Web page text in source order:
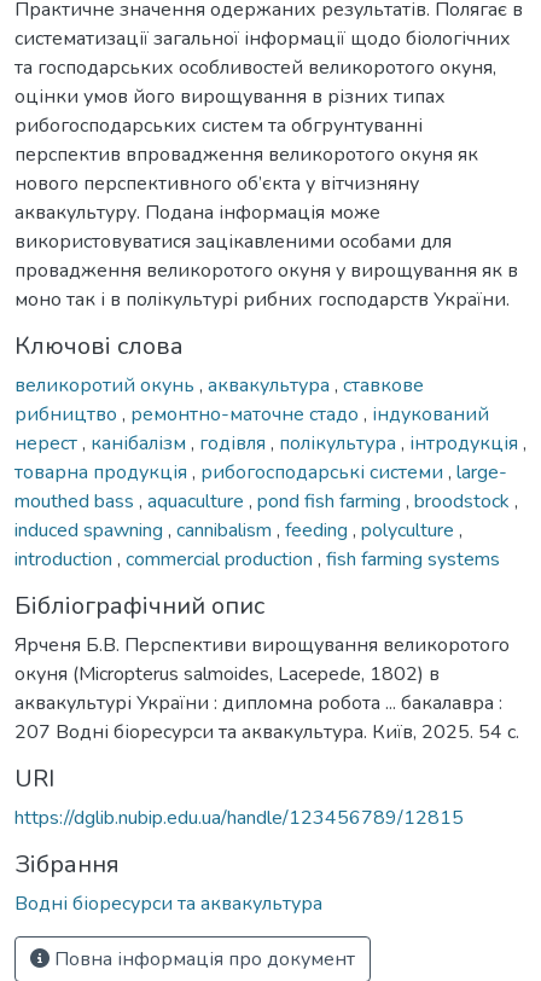
Практичне значення одержаних результатів. Полягає в
систематизації загальної інформації щодо біологічних
та господарських особливостей великоротого окуня,
оцінки умов його вирощування в різних типах
рибогосподарських систем та обгрунтуванні
перспектив впровадження великоротого окуня як
нового перспективного об’єкта у вітчизняну
аквакультуру. Подана інформація може
використовуватися зацікавленими особами для
провадження великоротого окуня у вирощування як в
моно так і в полікультурі рибних господарств України.
Ключові слова
великоротий окунь , аквакультура , ставкове
рибництво , ремонтно-маточне стадо , індукований
нерест, канібалізм , годівля , полікультура , інтродукція ,
товарна продукція , рибогосподарські системи , large-
mouthed bass , aquaculture , pond fish farming , broodstock ,
induced spawning , cannibalism , feeding , polyculture ,
introduction , commercial production , fish farming systems
Бібліографічний опис
Ярченя Б.В. Перспективи вирощування великоротого
окуня (Micropterus salmoides, Lacеpеde, 1802) в
аквакультурі України : дипломна робота ... бакалавра :
207 Водні біоресурси та аквакультура. Київ, 2025. 54 с.
URI
https://dglib.nubip.edu.ua/handle/123456789/12815
Зібрання
Водні біоресурси та аквакультура
Повна інформація про документ